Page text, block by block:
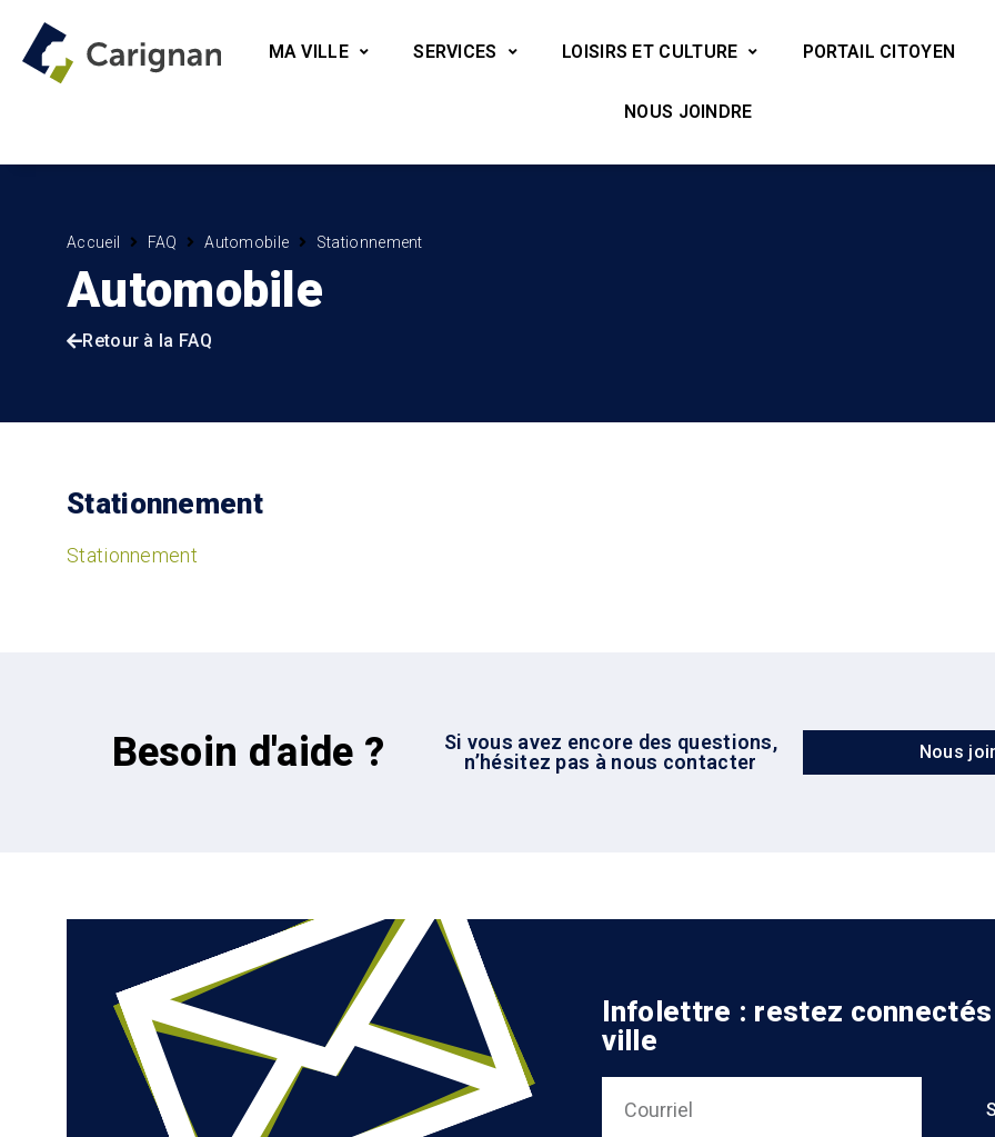
MA VILLE SERVICES LOISIRS ET CULTURE PORTAIL CITOYEN
NOUS JOINDRE
Accueil FAQ Automobile Stationnement
Automobile
Retour à la FAQ
Stationnement
Stationnement
Besoin d'aide ?
Si vous avez encore des questions,
n’hésitez pas à nous contacter
Nous
Infolettre : restez
ville